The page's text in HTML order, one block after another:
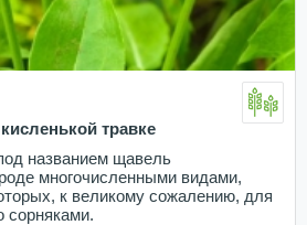
травке
названием щавель
многочисленными видами,
к великому сожалению, для
сорняками.